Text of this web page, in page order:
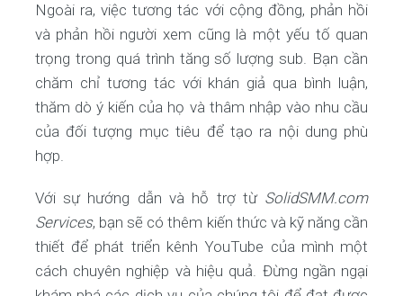
Ngoài ra, việc tương tác với cộng đồng, phản hồi
và phản hồi người xem cũng là một yếu tố quan
trọng trong quá trình tăng số lượng sub. Bạn cần
chăm chỉ tương tác với khán giả qua bình luận,
thăm dò ý kiến của họ và thâm nhập vào nhu cầu
của đối tượng mục tiêu để tạo ra nội dung phù
hợp.
Với sự hướng dẫn và hỗ trợ từ SolidSMM.com
Services, bạn sẽ có thêm kiến thức và kỹ năng cần
thiết để phát triển kênh YouTube của mình một
cách chuyên nghiệp và hiệu quả. Đừng ngần ngại